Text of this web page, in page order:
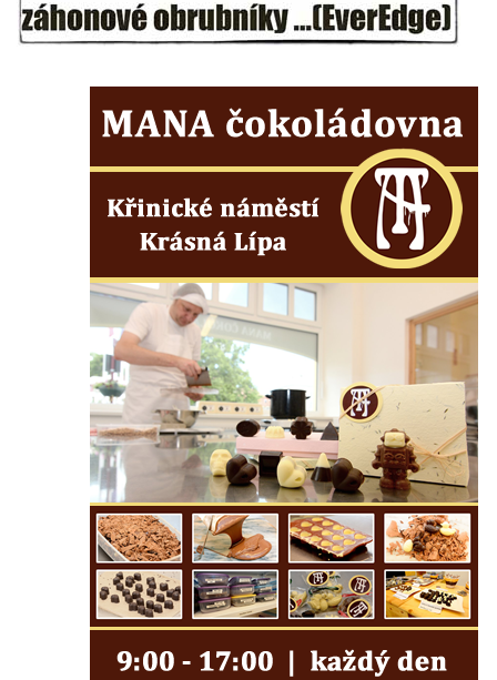
Pamětní deska na biskupské rezidenci v
Českých Budějovicích
Budějovicích
Socha žáby u rybníčku na Náměstí v
Pamětní kámen družebních obcí Kamenný
Újezd a Krauchthal v parku na Náměstí v
Kamenném Újezdě
Socha na náměstí J. V. Kamarýta ve
Velešíně
Pomník J. V. Kamarýta v Krumlovské ulici ve
Velešíně
Pamětní deska arcibiskupa Micara ve
vstupu do poutního místa Římov
Plastika Koule v Gutenbergově ulici v
Liberci
Pamětní deska Vojtěcha Kocmicha na
domě čp. 37 v ulici Betlém v Římově
Socha vodníka v Plavu